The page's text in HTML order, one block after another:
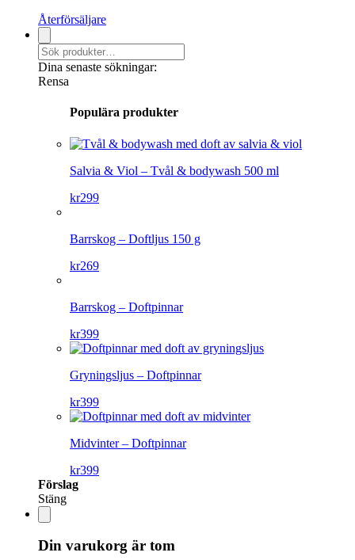
Återförsäljare
Dina senaste sökningar:
Rensa
Populära produkter
Salvia & Viol – Tvål & bodywash 500 ml
kr299
Barrskog – Doftljus 150 g
kr269
Barrskog – Doftpinnar
kr399
Gryningsljus – Doftpinnar
kr399
Midvinter – Doftpinnar
kr399
Förslag
Stäng
Din varukorg är tom